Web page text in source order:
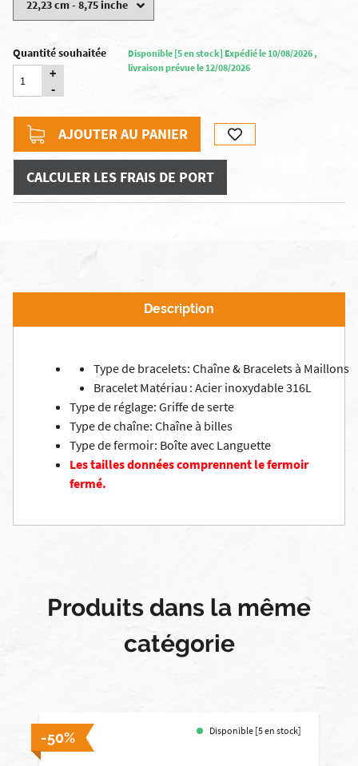
Quantité souhaitée
+
-
Disponible [5 en stock] Expédié le 10/08/2026 ,
livraison prévue le 12/08/2026
AJOUTER AU PANIER
CALCULER LES FRAIS DE PORT
Description
Type de bracelets: Chaîne & Bracelets à Maillons
Bracelet Matériau : Acier inoxydable 316L
Type de réglage: Griffe de serte
Type de chaîne: Chaîne à billes
Type de fermoir: Boîte avec Languette
Les tailles donnéescomprennent le fermoir
fermé.
Produits dans la même
catégorie
-50% Disponible [5 en stock]